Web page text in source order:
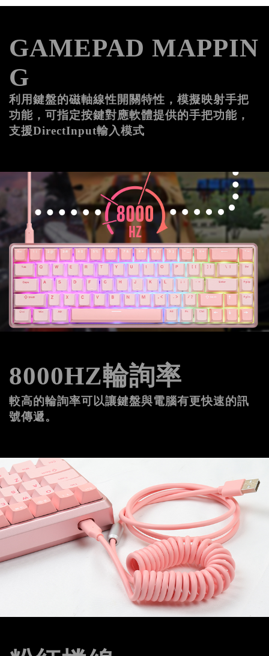
GAMEPAD MAPPIN
G
利用鍵盤的磁軸線性開關特性，模擬映射手把
功能，可指定按鍵對應軟體提供的手把功能，
支援DirectInput輸入模式
8000HZ輪詢率
較高的輪詢率可以讓鍵盤與電腦有更快速的訊
號傳遞。